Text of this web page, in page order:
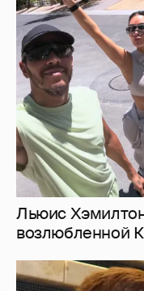
Льюис
возлюбленной